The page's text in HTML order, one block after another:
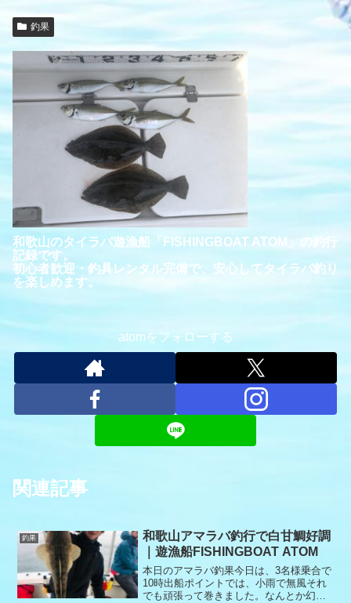
釣果
和歌山のタイラバ遊漁船「FISHINGBOAT ATOM」の釣行
記録です。
初心者歓迎・釣具レンタル完備で、安心してタイラバ釣り
を楽しめます。
atomをフォローする
関連記事
釣果
和歌山アマラバ釣行で白甘鯛好調
｜遊漁船FISHINGBOAT ATOM
本日のアマラバ釣果今日は、3名様乗合で
10時出船ポイントでは、小雨で無風それ
でも頑張って巻きました。なんとか幻の